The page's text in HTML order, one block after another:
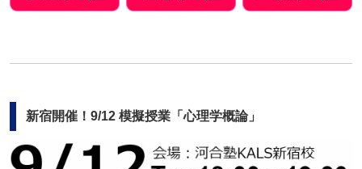
新宿開催！9/12 模擬授業「心理学概論」